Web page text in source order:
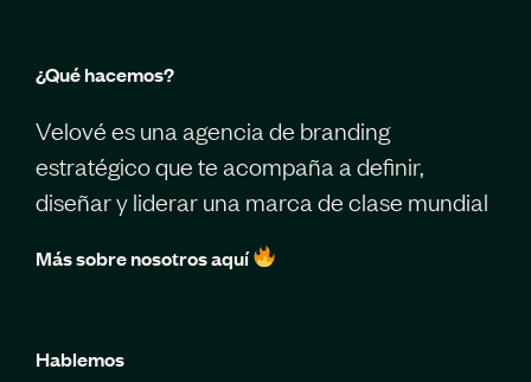
¿Qué hacemos?
Velové es una agencia de branding
estratégico que te acompaña a definir,
diseñar y liderar una marca de clase mundial
Más sobre nosotros aquí
Hablemos